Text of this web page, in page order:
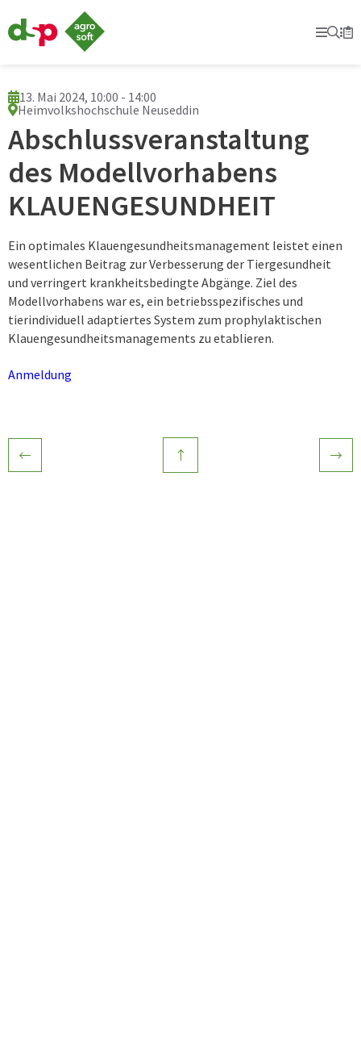
13. Mai 2024, 10:00 - 14:00
Heimvolkshochschule Neuseddin
Abschlussveranstaltung
des Modellvorhabens
KLAUENGESUNDHEIT
Ein optimales Klauengesundheitsmanagement leistet einen
wesentlichen Beitrag zur Verbesserung der Tiergesundheit
und verringert krankheitsbedingte Abgänge. Ziel des
Modellvorhabens war es, ein betriebsspezifisches und
tierindividuell adaptiertes System zum prophylaktischen
Klauengesundheitsmanagements zu etablieren.
Anmeldung